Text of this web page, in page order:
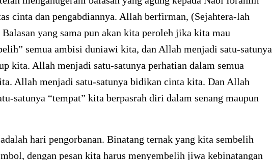
cinta dan pengabdiannya. Allah berfirman, (Sejahtera-lah
yang sama pun akan kita peroleh jika kita mau
semua ambisi duniawi kita, dan Allah menjadi satu-satunya
kita. Allah menjadi satu-satunya perhatian dalam semua
Allah menjadi satu-satunya bidikan cinta kita. Dan Allah
satunya “tempat” kita berpasrah diri dalam senang maupun
hari pengorbanan. Binatang ternak yang kita sembelih
dengan pesan kita harus menyembelih jiwa kebinatangan